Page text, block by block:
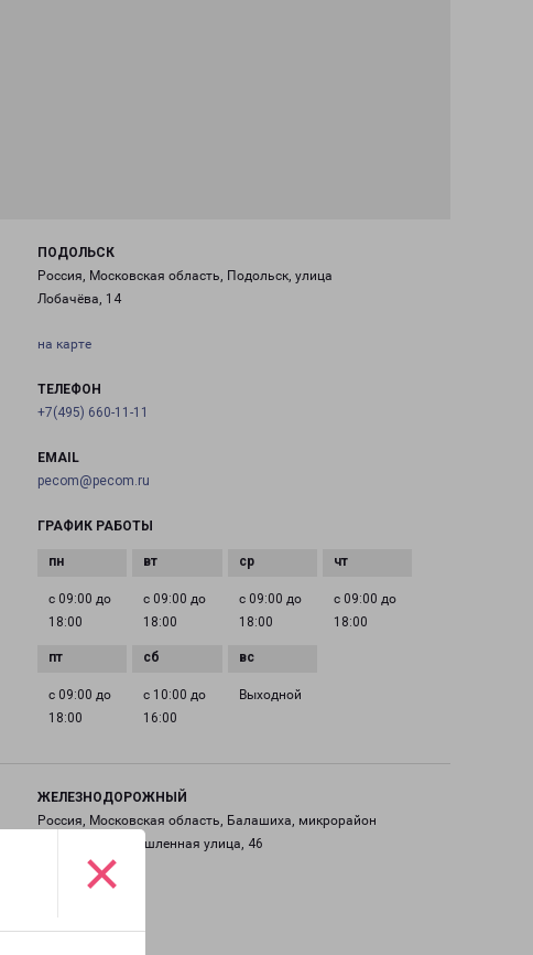
×
ПОДОЛЬСК
Россия, Московская область, Подольск, улица
Лобачёва, 14
на карте
ТЕЛЕФОН
+7(495) 660-11-11
EMAIL
pecom@pecom.ru
ГРАФИК РАБОТЫ
с 09:00 до
18:00
с 09:00 до
18:00
с 09:00 до
18:00
с 09:00 до
18:00
с 09:00 до
18:00
с 10:00 до
16:00
Выходной
ЖЕЛЕЗНОДОРОЖНЫЙ
Россия, Московская область, Балашиха, микрорайон
Саввино, Промышленная улица, 46
на карте
ТЕЛЕФОН